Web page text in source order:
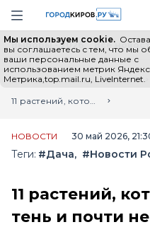
Навигация сайта
Мы используем cookie.
вы соглашаетесь с тем, что мы
ваши персональные данные с
использованием метрик Яндекс
Метрика,top.mail.ru, LiveInternet.
Выборы - 2026 Все
Главная
Лента новостей
11 растений, которые обожают тень и почти не просят ухода. Райский уголок там, где раньше была пустота
НОВОСТИ 30 май 2026,
Теги: #Дача #Новости
11 растений,
тень и почти